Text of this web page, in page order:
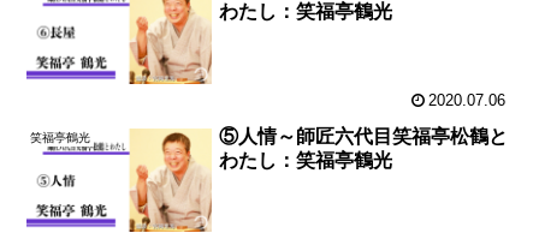
わたし：笑福亭鶴光
2020.07.06
笑福亭鶴光
⑤人情～師匠六代目笑福亭松鶴と
わたし：笑福亭鶴光